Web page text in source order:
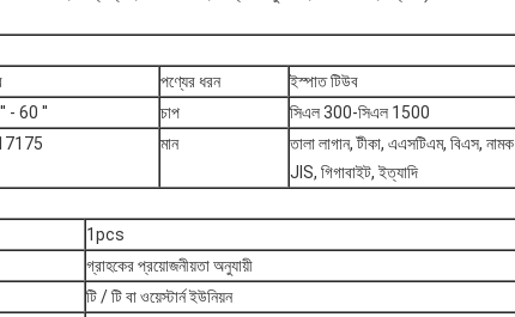
পণ্যের ধরন
ইস্পাত টিউব
- 60 '' চাপ
সিএল 300-সিএল 1500
মান
তালা লাগান, টীকা, এএসটিএম, বিএস, নামক
JIS, গিগাবাইট, ইত্যাদি
1pcs
গ্রাহকের প্রয়োজনীয়তা অনুযায়ী
টি / টি বা ওয়েস্টার্ন ইউনিয়ন